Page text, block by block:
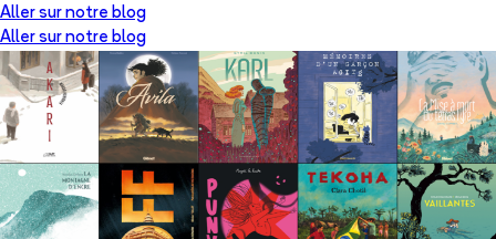
Aller sur notre blog
Aller sur notre blog